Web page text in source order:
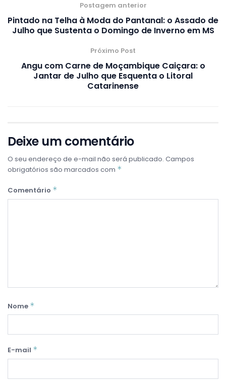
Postagem anterior
Pintado na Telha à Moda do Pantanal: o Assado de
Julho que Sustenta o Domingo de Inverno em MS
Próximo Post
Angu com Carne de Moçambique Caiçara: o
Jantar de Julho que Esquenta o Litoral
Catarinense
Deixe um comentário
O seu endereço de e-mail não será publicado. Campos
obrigatórios são marcados com *
Comentário *
Nome *
E-mail *